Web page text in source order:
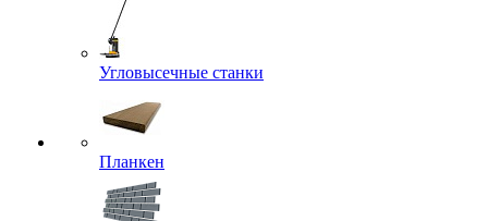
Угловысечные станки
Планкен